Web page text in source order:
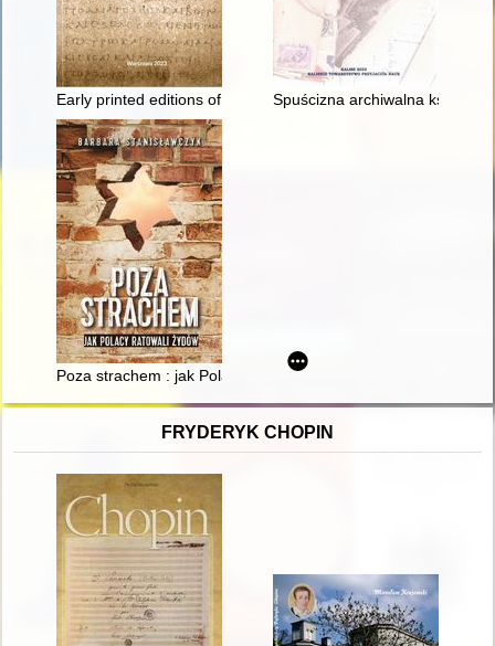
Early printed editions of Cyrillic Liturgical Tetraevangelia : a
Spuścizna archiwalna ks.
Poza strachem : jak Polacy ratowali Żydów
FRYDERYK CHOPIN